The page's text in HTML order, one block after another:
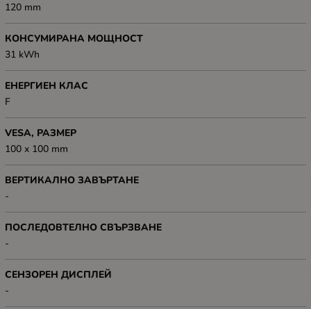
120 mm
КОНСУМИРАНА МОЩНОСТ
31 kWh
ЕНЕРГИЕН КЛАС
F
VESA, РАЗМЕР
100 x 100 mm
ВЕРТИКАЛНО ЗАВЪРТАНЕ
-
ПОСЛЕДОВТЕЛНО СВЪРЗВАНЕ
-
СЕНЗОРЕН ДИСПЛЕЙ
-